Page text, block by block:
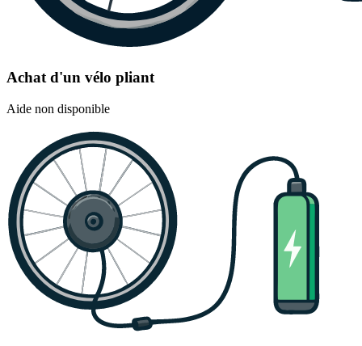
Achat d'un vélo pliant
Aide non disponible